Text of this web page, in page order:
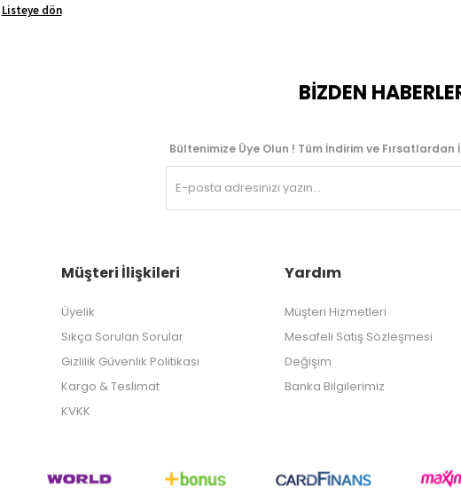
Listeye dön
BİZDEN
Bültenimize Üye Olun ! Tüm İndirim ve Fırsatlardan
Müşteri İlişkileri
Üyelik
Sıkça Sorulan Sorular
Gizlilik Güvenlik Politikası
Kargo & Teslimat
KVKK
Yardım
Müşteri Hizmetleri
Mesafeli Satış Sözleşmesi
Değişim
Banka Bilgilerimiz